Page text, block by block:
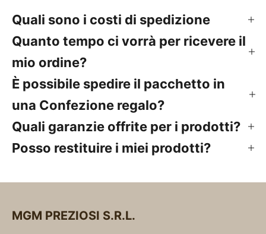
Quali sono i costi di spedizione
Quanto tempo ci vorrà per ricevere il
mio ordine?
È possibile spedire il pacchetto in
una Confezione regalo?
Quali garanzie offrite per i prodotti?
Posso restituire i miei prodotti?
MGM PREZIOSI S.R.L.